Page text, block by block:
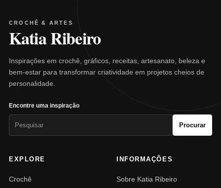
CROCHÊ & ARTES
Katia Ribeiro
Inspirações em crochê, gráficos, receitas, artesanato, beleza e
bem-estar para transformar criatividade em projetos cheios de
personalidade.
Encontre uma inspiração
Procurar
EXPLORE
Crochê
INFORMAÇÕES
Sobre Katia Ribeiro